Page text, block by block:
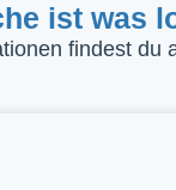
ist was
findest du